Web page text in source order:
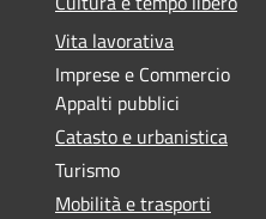
Vita lavorativa
Imprese e Commercio
Appalti pubblici
Catasto e urbanistica
Turismo
Mobilità e trasporti